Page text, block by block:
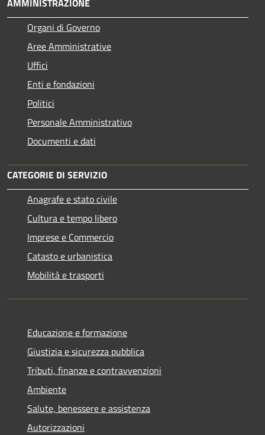
AMMINISTRAZIONE
Organi di Governo
Aree Amministrative
Uffici
Enti e fondazioni
Politici
Personale Amministrativo
Documenti e dati
CATEGORIE DI SERVIZIO
Anagrafe e stato civile
Cultura e tempo libero
Imprese e Commercio
Catasto e urbanistica
Mobilità e trasporti
Educazione e formazione
Giustizia e sicurezza pubblica
Tributi, finanze e contravvenzioni
Ambiente
Salute, benessere e assistenza
Autorizzazioni